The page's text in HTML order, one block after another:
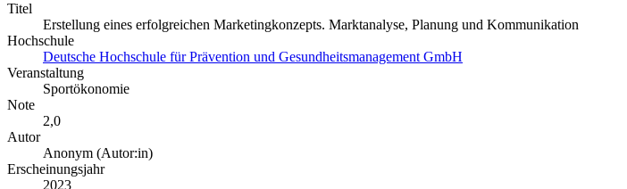
Titel
Erstellung eines erfolgreichen Marketingkonzepts. Marktanalyse, Planung und Kommunikation
Hochschule
Deutsche Hochschule für Prävention und Gesundheitsmanagement GmbH
Veranstaltung
Sportökonomie
Note
2,0
Autor
Anonym (Autor:in)
Erscheinungsjahr
2023